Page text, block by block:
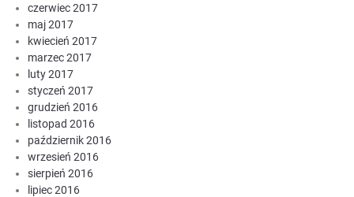
czerwiec 2017
maj 2017
kwiecień 2017
marzec 2017
luty 2017
styczeń 2017
grudzień 2016
listopad 2016
październik 2016
wrzesień 2016
sierpień 2016
lipiec 2016